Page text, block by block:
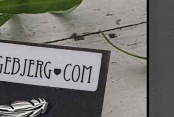
Postkort og kuverter
Figurer
Nøgleringe